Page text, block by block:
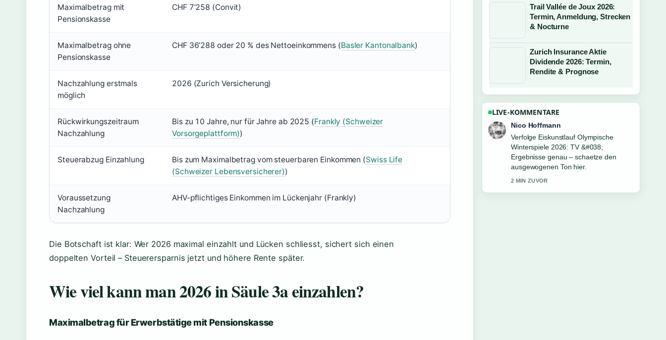
Maximalbetrag mit
Pensionskasse
CHF 7’258 (Convit)
Maximalbetrag ohne
Pensionskasse
CHF 36’288 oder 20 % des Nettoeinkommens (Basler Kantonalbank)
Nachzahlung erstmals
möglich
2026 (Zurich Versicherung)
Rückwirkungszeitraum
Nachzahlung
Bis zu 10 Jahre, nur für Jahre ab 2025 (Frankly (Schweizer
Vorsorgeplattform))
Steuerabzug Einzahlung Bis zum Maximalbetrag vom steuerbaren Einkommen (Swiss Life
(Schweizer Lebensversicherer))
Voraussetzung
Nachzahlung
AHV-pflichtiges Einkommen im Lückenjahr (Frankly)
Die Botschaft ist klar: Wer 2026 maximal einzahlt und Lücken schliesst, sichert sich einen
doppelten Vorteil – Steuerersparnis jetzt und höhere Rente später.
Wie viel kann man 2026 in Säule 3a einzahlen?
Maximalbetrag für Erwerbstätige mit Pensionskasse
Trail Vallée de Joux 2026:
Termin, Anmeldung, Strecken
& Nocturne
Zurich Insurance Aktie
Dividende 2026: Termin,
Rendite & Prognose
LIVE-KOMMENTARE
Hannah Weber
Hilfreicher Kontext zu ISS Facility
Services AG: 14.000 Mitarbeiter
&#038;.... Bitte haltet diesen Liveticker
aktuell.
4 MIN ZUVOR